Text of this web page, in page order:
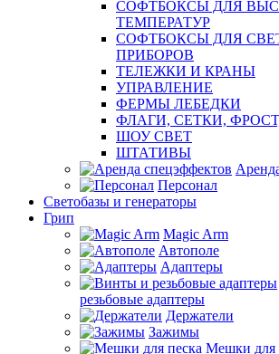
СОФТБОКСЫ ДЛЯ
ТЕМПЕРАТУР
СОФТБОКСЫ ДЛЯ
ПРИБОРОВ
ТЕЛЕЖКИ И КРАНЫ
УПРАВЛЕНИЕ
ФЕРМЫ ЛЕБЕДКИ
ФЛАГИ, СЕТКИ,
ШОУ СВЕТ
ШТАТИВЫ
Персонал
Светобазы и генераторы
Грип
Magic Arm
Автополе
Адаптеры
резьбовые адаптеры
Держатели
Зажимы
Мешки для